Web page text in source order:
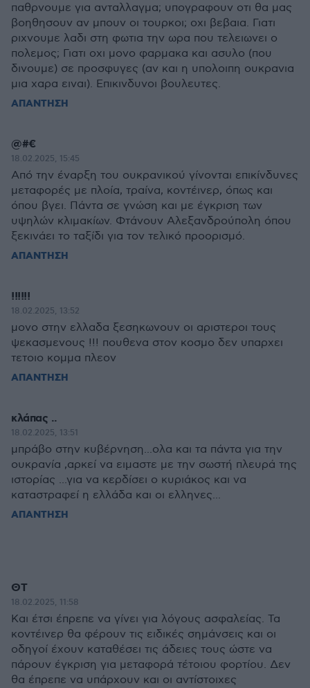
παθρνουμε για ανταλλαγμα; υπογραφουν οτι θα μας
βοηθησουν αν μπουν οι τουρκοι; οχι βεβαια. Γιατι
ριχνουμε λαδι στη φωτια την ωρα που τελειωνει ο
πολεμος; Γιατι οχι μονο φαρμακα και ασυλο (που
δινουμε) σε προσφυγες (αν και η υπολοιπη ουκρανια
μια χαρα ειναι). Επικινδυνοι βουλευτες.
ΑΠΑΝΤΗΣΗ
@#€
18.02.2025, 15:45
Από την έναρξη του ουκρανικού γίνονται επικίνδυνες
μεταφορές με πλοία, τραίνα, κοντέινερ, όπως και
όπου βγει. Πάντα σε γνώση και με έγκριση των
υψηλών κλιμακίων. Φτάνουν Αλεξανδρούπολη όπου
ξεκινάει το ταξίδι για τον τελικό προορισμό.
ΑΠΑΝΤΗΣΗ
!!!!!!
18.02.2025, 13:52
μονο στην ελλαδα ξεσηκωνουν οι αριστεροι τους
ψεκασμενους !!! πουθενα στον κοσμο δεν υπαρχει
τετοιο κομμα πλεον
ΑΠΑΝΤΗΣΗ
κλάπας ..
18.02.2025, 13:51
μπράβο στην κυβέρνηση...ολα και τα πάντα για την
ουκρανία ,αρκεί να ειμαστε με την σωστή πλευρά της
ιστορίας ...για να κερδίσει ο κυριάκος και να
καταστραφεί η ελλάδα και οι ελληνες...
ΑΠΑΝΤΗΣΗ
ΘΤ
18.02.2025, 11:58
Και έτσι έπρεπε να γίνει για λόγους ασφαλείας. Τα
κοντέινερ θα φέρουν τις ειδικές σημάνσεις και οι
οδηγοί έχουν καταθέσει τις άδειες τους ώστε να
πάρουν έγκριση για μεταφορά τέτοιου φορτίου. Δεν
θα έπρεπε να υπάρχουν και οι αντίστοιχες